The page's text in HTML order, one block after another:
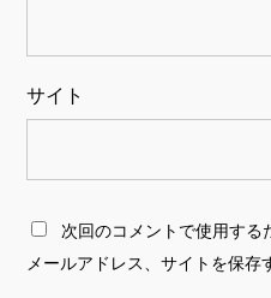
サイト
次回のコメントで使用する
メールアドレス、サイトを保存